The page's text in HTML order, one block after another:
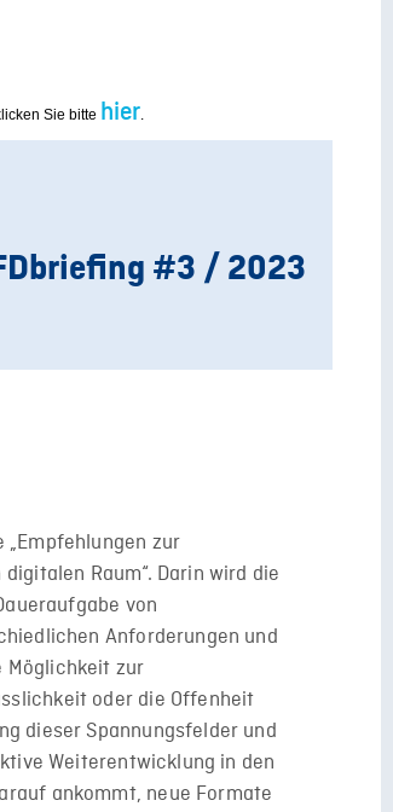
Sie bitte hier.
#3 / 2023
zur
Raum“. Darin wird die
von
Anforderungen und
Möglichkeit zur
oder die Offenheit
dieser Spannungsfelder und
Weiterentwicklung in den
ankommt, neue Formate